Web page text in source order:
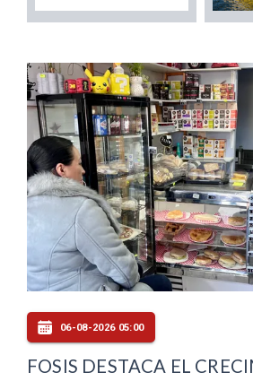
06-08-2026 05:00
FOSIS DESTACA EL